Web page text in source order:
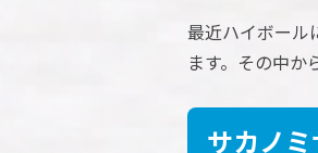
最近ハイボール
ます。その中か
サカノ